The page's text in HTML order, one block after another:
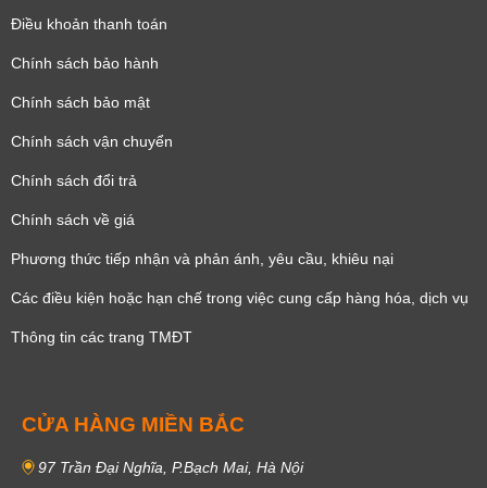
Điều khoản thanh toán
Chính sách bảo hành
Chính sách bảo mật
Chính sách vận chuyển
Chính sách đổi trả
Chính sách về giá
Phương thức tiếp nhận và phản ánh, yêu cầu, khiêu nại
Các điều kiện hoặc hạn chế trong việc cung cấp hàng hóa, dịch vụ
Thông tin các trang TMĐT
CỬA HÀNG MIỀN BẮC
97 Trần Đại Nghĩa, P.Bạch Mai, Hà Nội